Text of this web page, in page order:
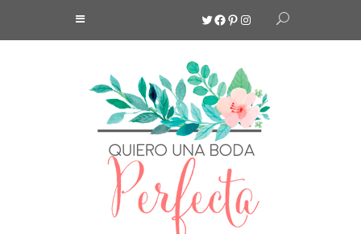
Twitter
Facebook
Pinterest
Instagram